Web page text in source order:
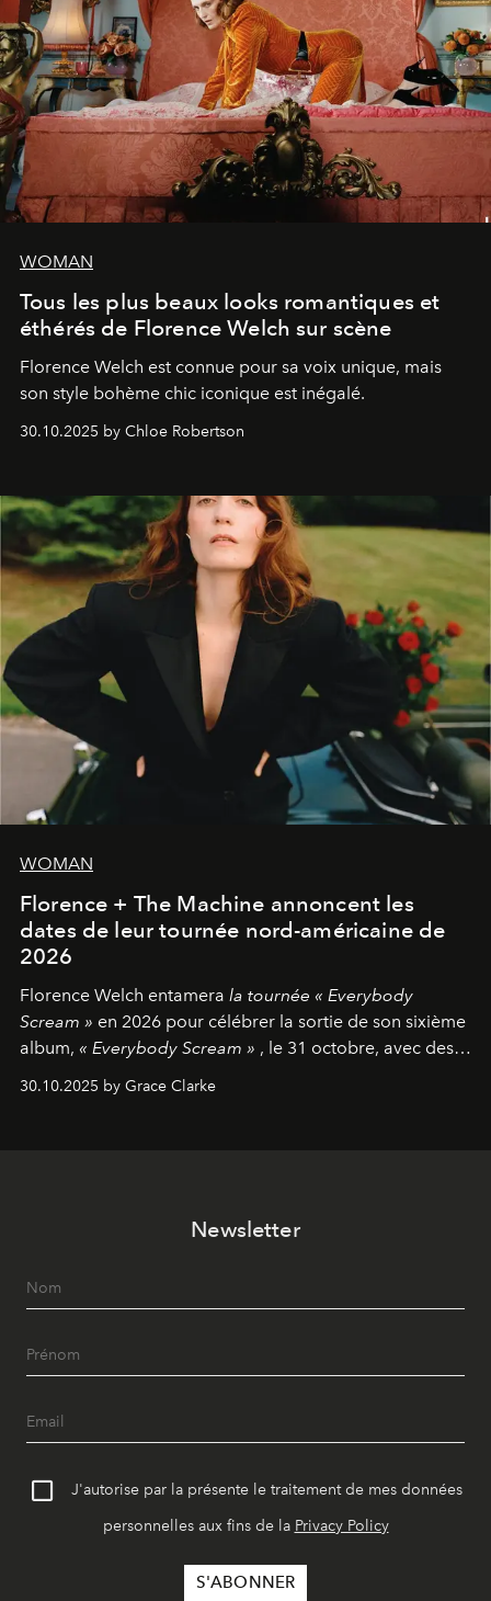
WOMAN
Tous les plus beaux looks romantiques et
éthérés de Florence Welch sur scène
Florence Welch est connue pour sa voix unique, mais
son style bohème chic iconique est inégalé.
30.10.2025 by Chloe Robertson
WOMAN
Florence + The Machine annoncent les
dates de leur tournée nord-américaine de
2026
Florence Welch entamera la tournée « Everybody
Scream » en 2026 pour célébrer la sortie de son sixième
album, « Everybody Scream » , le 31 octobre, avec des
30.10.2025 by Grace Clarke
Newsletter
J'autorise par la présente le traitement de mes données
personnelles aux fins de la Privacy Policy